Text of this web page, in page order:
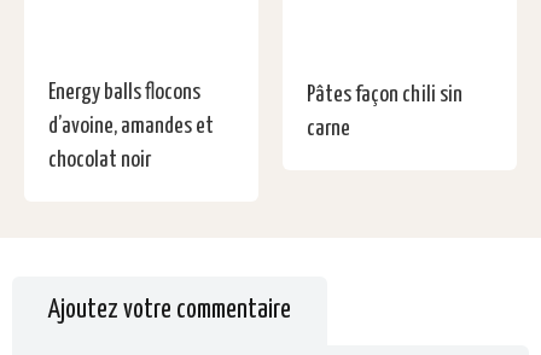
Energy balls flocons
d’avoine, amandes et
chocolat noir
Pâtes façon chili sin
carne
Ajoutez votre commentaire